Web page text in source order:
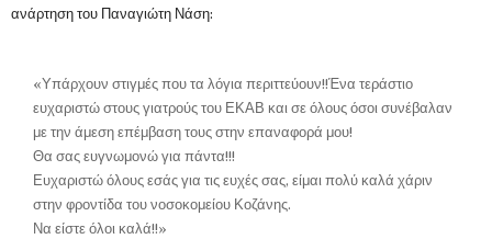
ανάρτηση του Παναγιώτη Νάση:
«Υπάρχουν στιγμές που τα λόγια περιττεύουν!!Ένα τεράστιο
ευχαριστώ στους γιατρούς του ΕΚΑΒ και σε όλους όσοι συνέβαλαν
με την άμεση επέμβαση τους στην επαναφορά μου!
Θα σας ευγνωμονώ για πάντα!!!
Ευχαριστώ όλους εσάς για τις ευχές σας, είμαι πολύ καλά χάριν
στην φροντίδα του νοσοκομείου Κοζάνης.
Να είστε όλοι καλά!!»